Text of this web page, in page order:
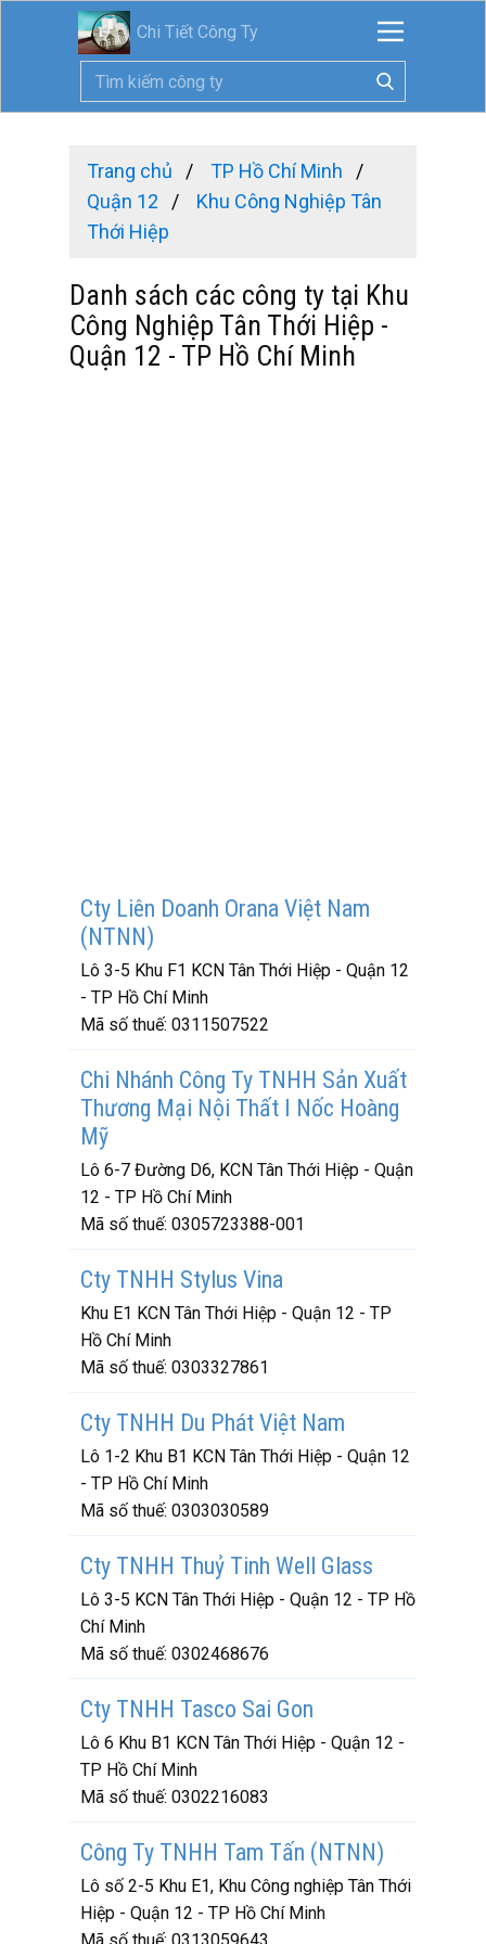
Chi Tiết Công Ty
Trang chủ
TP Hồ Chí Minh
Quận 12
Khu Công Nghiệp Tân
Thới Hiệp
Danh sách các công ty tại Khu
Công Nghiệp Tân Thới Hiệp -
Quận 12 - TP Hồ Chí Minh
Cty Liên Doanh Orana Việt Nam
(NTNN)
Lô 3-5 Khu F1 KCN Tân Thới Hiệp - Quận 12
- TP Hồ Chí Minh
Mã số thuế: 0311507522
Chi Nhánh Công Ty TNHH Sản Xuất
Thương Mại Nội Thất I Nốc Hoàng
Mỹ
Lô 6-7 Đường D6, KCN Tân Thới Hiệp - Quận
12 - TP Hồ Chí Minh
Mã số thuế: 0305723388-001
Cty TNHH Stylus Vina
Khu E1 KCN Tân Thới Hiệp - Quận 12 - TP
Hồ Chí Minh
Mã số thuế: 0303327861
Cty TNHH Du Phát Việt Nam
Lô 1-2 Khu B1 KCN Tân Thới Hiệp - Quận 12
- TP Hồ Chí Minh
Mã số thuế: 0303030589
Cty TNHH Thuỷ Tinh Well Glass
Lô 3-5 KCN Tân Thới Hiệp - Quận 12 - TP Hồ
Chí Minh
Mã số thuế: 0302468676
Cty TNHH Tasco Sai Gon
Lô 6 Khu B1 KCN Tân Thới Hiệp - Quận 12 -
TP Hồ Chí Minh
Mã số thuế: 0302216083
Công Ty TNHH Tam Tấn (NTNN)
Lô số 2-5 Khu E1, Khu Công nghiệp Tân Thới
Hiệp - Quận 12 - TP Hồ Chí Minh